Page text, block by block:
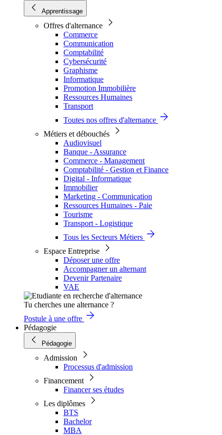
Apprentissage
Offres d'alternance
Commerce
Communication
Comptabilité
Cybersécurité
Graphisme
Informatique
Promotion Immobilière
Ressources Humaines
Transport
Toutes nos offres d'alternance
Métiers et débouchés
Audiovisuel
Banque - Assurance
Commerce - Management
Comptabilité - Gestion et Finance
Digital - Informatique
Immobilier
Marketing - Communication
Ressources Humaines - Paie
Tourisme
Transport - Logistique
Tous les Secteurs Métiers
Espace Entreprise
Déposer une offre
Accompagner un alternant
Devenir Partenaire
VAE
Tu cherches une alternance ?
Postule à une offre
Pédagogie
Pédagogie
Admission
Processus d'admission
Financement
Financer ses études
Les diplômes
BTS
Bachelor
MBA